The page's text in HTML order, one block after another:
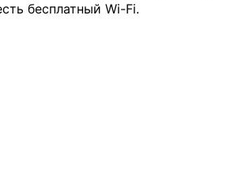
бесплатный Wi-Fi.